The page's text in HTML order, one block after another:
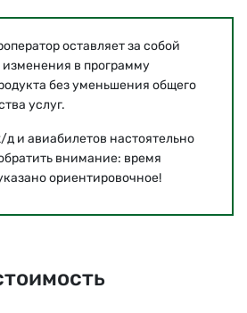
оставляет за собой
изменения в программу
без уменьшения общего
услуг.
и авиабилетов настоятельно
внимание: время
ориентировочное!